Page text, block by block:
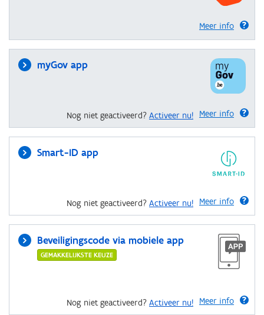
Meer info
myGov app
Meer info
Nog niet geactiveerd? Activeer nu!
Smart-ID app
Meer info
Nog niet geactiveerd? Activeer nu!
Beveiligingscode via mobiele app
GEMAKKELIJKSTE KEUZE
Meer info
Nog niet geactiveerd? Activeer nu!